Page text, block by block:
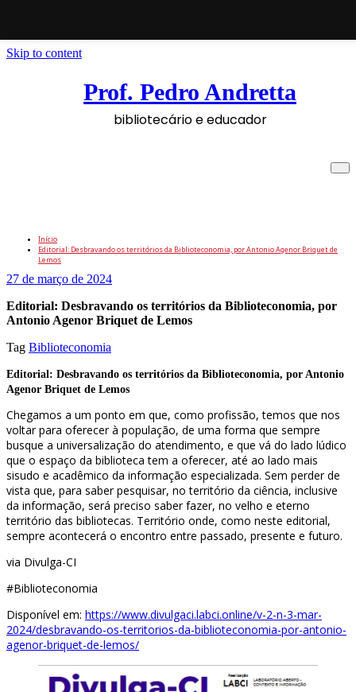
Skip to content
Prof. Pedro Andretta
bibliotecário e educador
Início
Editorial: Desbravando os territórios da Biblioteconomia, por Antonio Agenor Briquet de
Lemos
27 de março de 2024
Editorial: Desbravando os territórios da Biblioteconomia, por
Antonio Agenor Briquet de Lemos
Tag Biblioteconomia
Editorial: Desbravando os territórios da Biblioteconomia, por Antonio
Agenor Briquet de Lemos
Chegamos a um ponto em que, como profissão, temos que nos
voltar para oferecer à população, de uma forma que sempre
busque a universalização do atendimento, e que vá do lado lúdico
que o espaço da biblioteca tem a oferecer, até ao lado mais
sisudo e acadêmico da informação especializada. Sem perder de
vista que, para saber pesquisar, no território da ciência, inclusive
da informação, será preciso saber fazer, no velho e eterno
território das bibliotecas. Território onde, como neste editorial,
sempre acontecerá o encontro entre passado, presente e futuro.
via Divulga-CI
#Biblioteconomia
Disponível em: https://www.divulgaci.labci.online/v-2-n-3-mar-
2024/desbravando-os-territorios-da-biblioteconomia-por-antonio-
agenor-briquet-de-lemos/